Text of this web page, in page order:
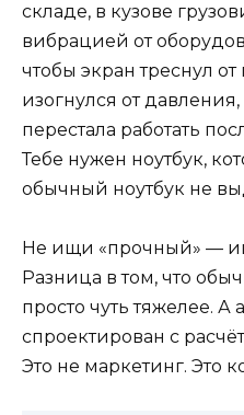
складе, в кузове
вибрацией от
чтобы экран треснул
изогнулся от
перестала работать
Тебе нужен ноутбук,
обычный ноутбук не
Не ищи «прочный» —
Разница в том, что
просто чуть тяжелее.
спроектирован с
Это не маркетинг. Это